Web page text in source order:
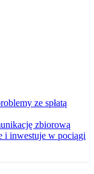
ze spłatą
zbiorową
i inwestuje w pociągi